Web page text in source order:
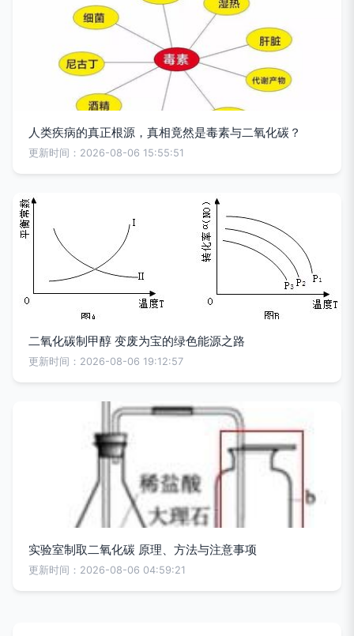
人类疾病的真正根源，真相竟然是毒素与二氧化碳？
更新时间：2026-08-06 15:55:51
二氧化碳制甲醇 变废为宝的绿色能源之路
更新时间：2026-08-06 19:12:57
实验室制取二氧化碳 原理、方法与注意事项
更新时间：2026-08-06 04:59:21